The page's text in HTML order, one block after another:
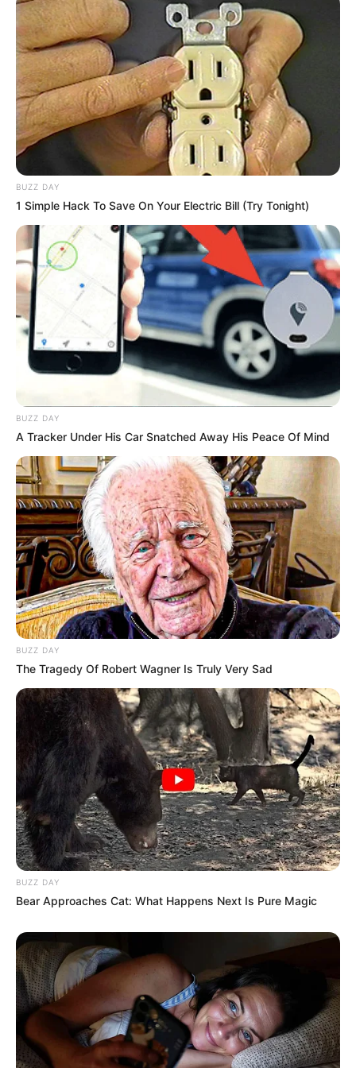
BLARNEY (6) EL CANEY (4) SPANISH LIGHT (8) A
BEAUREGARD (3)
D’une autre part, Blarney (6) découvre la distance mais
semble capable de s’y adapter progressivement. En effet, il
met du temps à entrer dans ses courses et pourrait être
avantagé ici. Ainsi, une place reste envisageable avec un
bon déroulement.
Par ailleurs, El Caney (4) vient de s’imposer
courageusement et traverse une période favorable.
Cependant, il monte de catégorie avec une pénalisation au
poids. Dès lors, sa tâche se complique malgré une certaine
forme.
Ensuite, Spanish Light (8) retrouve une distance plus
adaptée après un échec à relativiser. De plus, il a tiré un
bon numéro et peut voyager efficacement durant le
parcours. Toutefois, le terrain reste une interrogation pour
ses chances.
Enfin, A Beauregard (3) semble revenu à un bon niveau
après avoir repris de la fraîcheur. Néanmoins, sa valeur
actuelle limite ses ambitions dans ce type de handicap.
Malgré cela, il peut accrocher une place avec un bon
parcours.
MEILLEURES OFFRES DE LA SEMAINE !
Gros outsiders Quinté+ : des surprises
possibles à belle cote
ANNABEL’S GHOST (1) GOLD PLAYER (5) CUNNING FOX
(10) ZILRAK (11) DZIELNY WOJTEK (13)
D’abord, Annabel’s Ghost (1) reste performant mais dépend
fortement du déroulement de course. En effet, il nécessite
un parcours sur mesure pour s’exprimer pleinement. Par
conséquent, sa tâche s’annonce délicate malgré sa forme.
Ensuite, Gold Player (5) tente une distance plus longue, ce
qui constitue une véritable interrogation. De plus, son
récent échec s’explique en partie par un terrain
défavorable. Ainsi, il devra rassurer dans ce contexte.
De son côté, Cunning Fox (10) aborde cette distance pour la
première fois avec des progrès récents. Toutefois, son
évaluation. Néanmoins, une surprise reste envisageable.
Par ailleurs, Zilrak (11) n’a pas été chanceux récemment
mais termine correctement ses parcours. En outre, cette
distance plus longue pourrait mieux correspondre à son
profil d’attentiste. Malgré tout, sa marge reste limitée.
BUZZ DAY
1 Simple Hack To Save On Your Electric Bill (Try Tonight)
BUZZ DAY
A Tracker Under His Car Snatched Away His Peace Of Mind
BUZZ DAY
The Tragedy Of Robert Wagner Is Truly Very Sad
BUZZ DAY
Bear Approaches Cat: What Happens Next Is Pure Magic